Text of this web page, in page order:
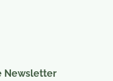
Newsletter